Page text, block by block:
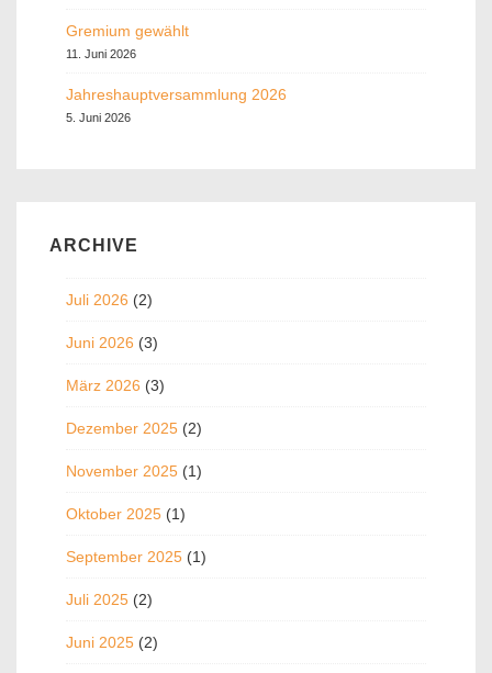
Gremium gewählt
11. Juni 2026
Jahreshauptversammlung 2026
5. Juni 2026
ARCHIVE
Juli 2026 (2)
Juni 2026 (3)
März 2026 (3)
Dezember 2025 (2)
November 2025 (1)
Oktober 2025 (1)
September 2025 (1)
Juli 2025 (2)
Juni 2025 (2)